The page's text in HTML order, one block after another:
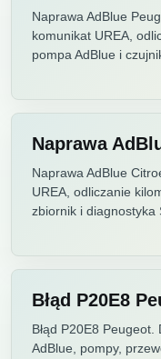
Naprawa AdBlue
komunikat UREA,
pompa AdBlue i
Naprawa
Naprawa AdBlue
UREA, odliczanie
zbiornik i diagnostyka
Błąd P20E8
Błąd P20E8
AdBlue, pompy,